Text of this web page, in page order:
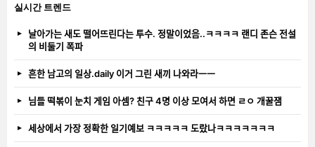
실시간 트렌드
날아가는 새도 떨어뜨린다는 투수. 정말이었음..ㅋㅋㅋㅋ 랜디 존슨 전설
의 비둘기 폭파
흔한 남고의 일상.daily 이거 그린 새끼 나와라ㅡㅡ
님들 떡볶이 눈치 게임 아셈? 친구 4명 이상 모여서 하면 ㄹㅇ 개꿀잼
세상에서 가장 정확한 일기예보 ㅋㅋㅋㅋㅋ 도랐나ㅋㅋㅋㅋㅋㅋㅋ